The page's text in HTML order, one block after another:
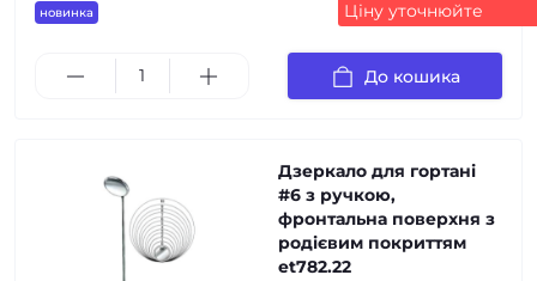
новинка
Ціну уточнюйте
До кошика
Дзеркало для гортані
#6 з ручкою,
фронтальна поверхня з
родієвим покриттям
et782.22